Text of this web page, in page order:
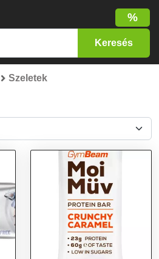
%
Szeletek